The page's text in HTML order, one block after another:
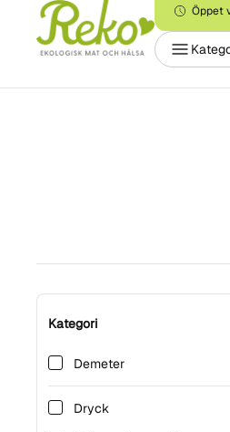
Öppet
Kategori
Demeter
Dryck